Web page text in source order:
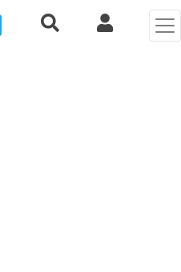
Nous contacterRecherche rapide
Mi